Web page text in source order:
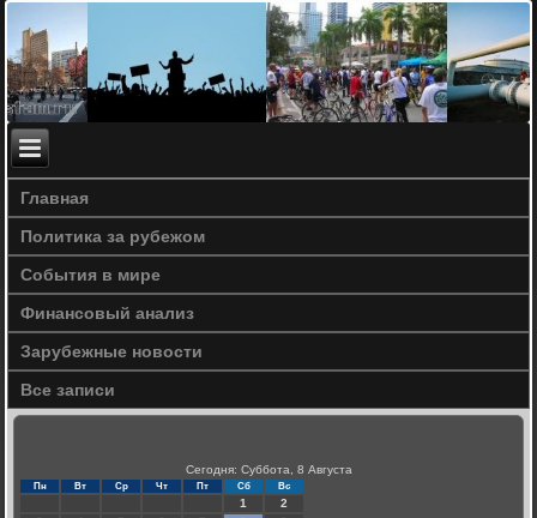
Главная
Политика за рубежом
События в мире
Финансовый анализ
Зарубежные новости
Все записи
Сегодня: Суббота, 8 Августа
Пн Вт Ср Чт Пт Сб Вс
1
2